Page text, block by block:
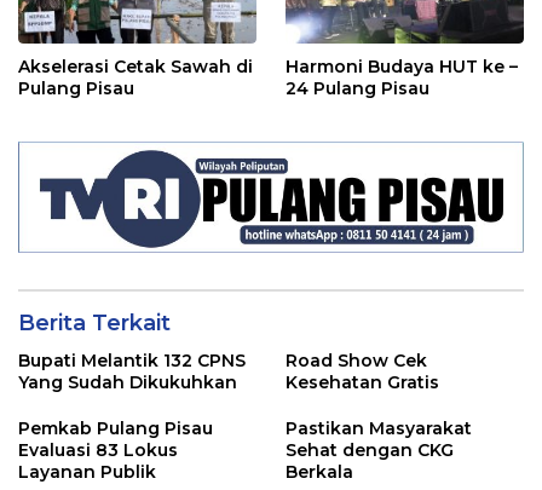
Akselerasi Cetak Sawah di
Pulang Pisau
Harmoni Budaya HUT ke –
24 Pulang Pisau
Berita Terkait
Bupati Melantik 132 CPNS
Yang Sudah Dikukuhkan
Road Show Cek
Kesehatan Gratis
Pemkab Pulang Pisau
Evaluasi 83 Lokus
Layanan Publik
Pastikan Masyarakat
Sehat dengan CKG
Berkala